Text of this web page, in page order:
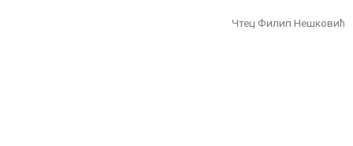
Чтец Филип Нешковић